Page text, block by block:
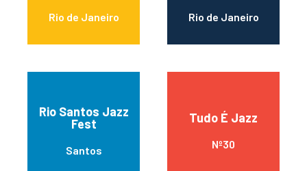
Rio de Janeiro Rio de Janeiro
Rio Santos Jazz
Fest
Santos
Tudo É Jazz
Nº30